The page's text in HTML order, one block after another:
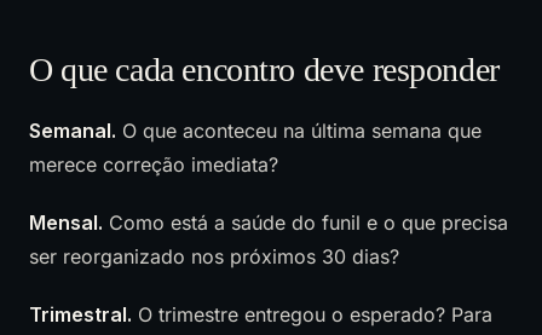
O que cada encontro deve responder
Semanal. O que aconteceu na última semana que
merece correção imediata?
Mensal. Como está a saúde do funil e o que precisa
ser reorganizado nos próximos 30 dias?
Trimestral. O trimestre entregou o esperado? Para